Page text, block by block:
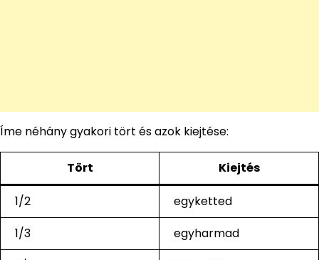
Íme néhány gyakori tört és azok kiejtése:
Tört Kiejtés
1/2
egyketted
1/3
egyharmad